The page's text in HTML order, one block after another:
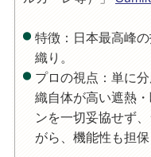
特徴 ：日本最高峰
織り。
プロの視点 ：単に
織自体が高い遮熱
ンを一切妥協せず
がら、機能性も担